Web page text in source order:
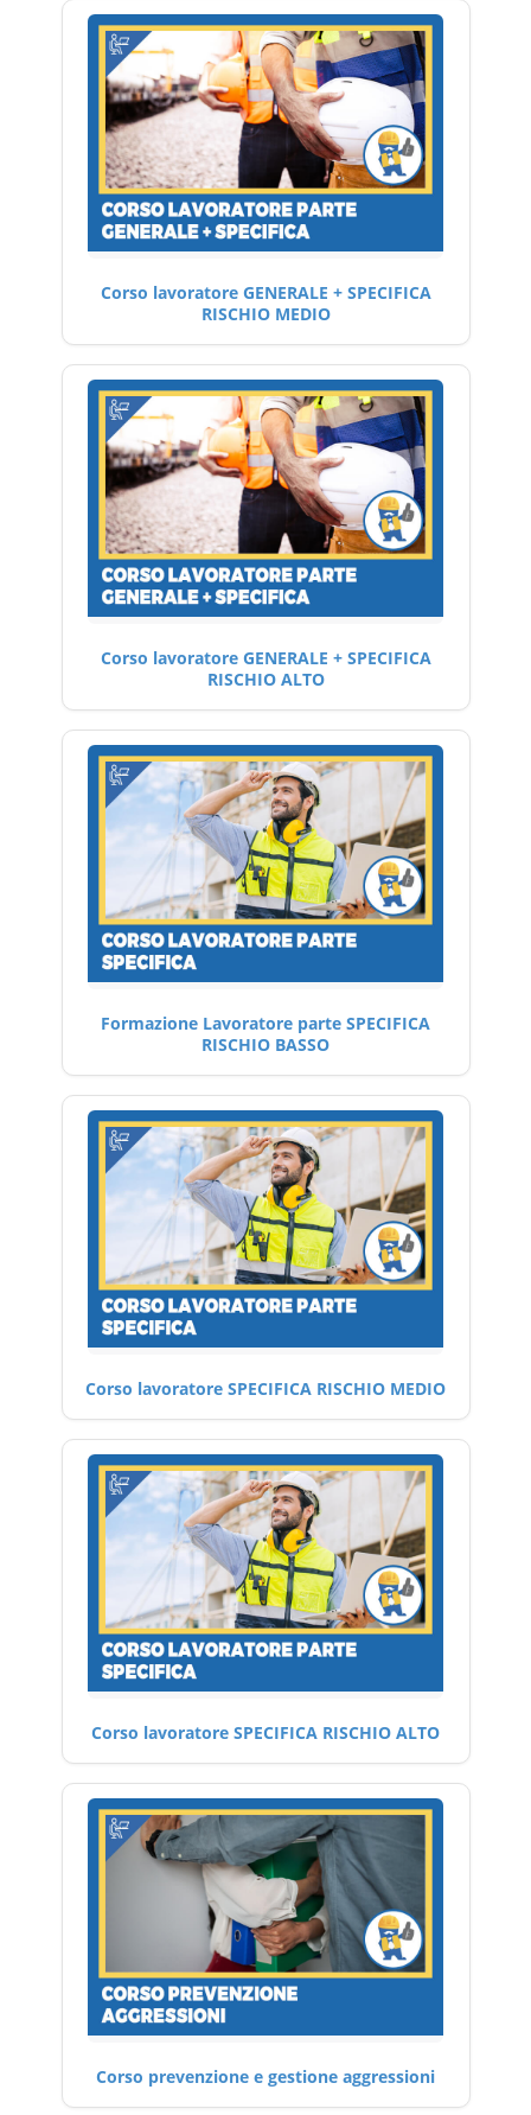
Corso lavoratore GENERALE + SPECIFICA
RISCHIO MEDIO
Corso lavoratore GENERALE + SPECIFICA
RISCHIO ALTO
Formazione Lavoratore parte SPECIFICA
RISCHIO BASSO
Corso lavoratore SPECIFICA RISCHIO MEDIO
Corso lavoratore SPECIFICA RISCHIO ALTO
Corso prevenzione e gestione aggressioni